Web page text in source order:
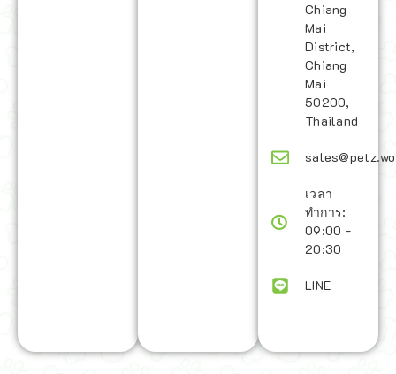
Chiang
Mai
District,
Chiang
Mai
50200,
Thailand
เวลา
ทำการ:
09:00 -
20:30
LINE